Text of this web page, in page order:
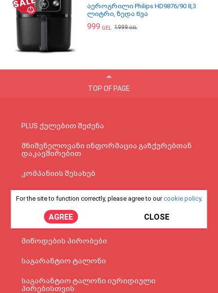
აეროგრილი Philips HD9876/90 8,3
ლიტრი, ზედა წვა
999 GEL 1999GEL
TOP OF PAGE
PLUS ქულებით შეძენა
მნიშვნელოვანი ინფორმაცია გაზქურებთან
დაკავშირებით
კომპანიის შესახებ
ვებგვერდის მოხმარების წესები და
პირობები
მიწოდების პირობები
საგარანტიო ტალონი
საგარანტიო ტალონი იურიდიული
პირებისთვის
For the site to function correctly, please agree to ourcookie policy.
AGREE CLOSE